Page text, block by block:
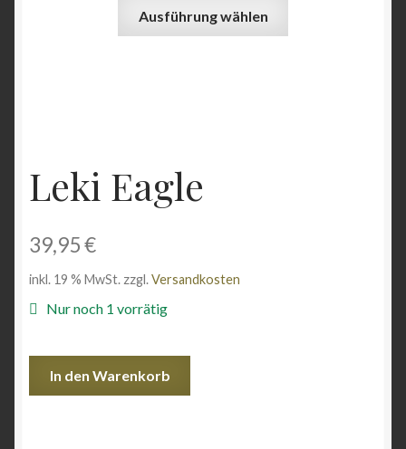
Ausführung wählen
Leki Eagle
39,95€
inkl. 19 % MwSt. zzgl.Versandkosten
Nur noch 1 vorrätig
In den Warenkorb